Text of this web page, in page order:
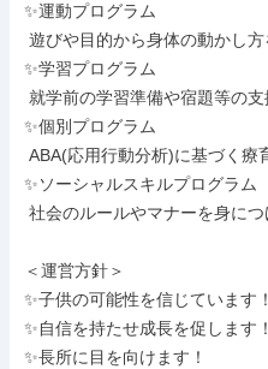
✨運動プログラム
✨学習プログラム
✨個別プログラム
✨ソーシャルスキルプログラム
＜運営方針＞
✨子供の可能性を信じています！
✨自信を持たせ成長を促します！
✨長所に目を向けます！